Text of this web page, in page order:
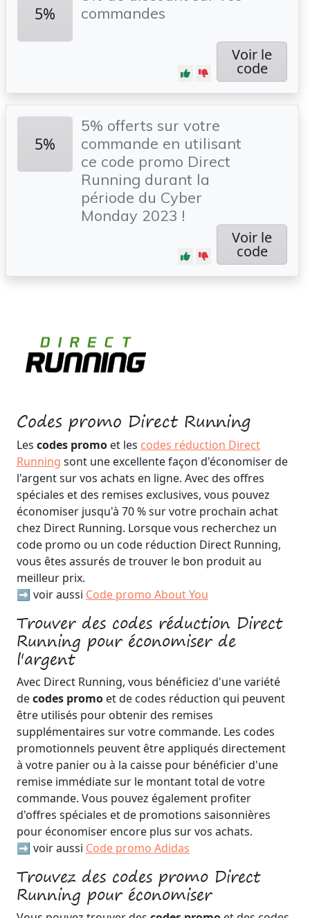
Codes promo Direct Running
Les codes promo et les codes réduction Direct
Running sont une excellente façon d'économiser de
l'argent sur vos achats en ligne. Avec des offres
spéciales et des remises exclusives, vous pouvez
économiser jusqu'à 70 % sur votre prochain achat
chez Direct Running. Lorsque vous recherchez un
code promo ou un code réduction Direct Running,
vous êtes assurés de trouver le bon produit au
meilleur prix.
➡️ voir aussi Code promo About You
Trouver des codes réduction Direct
Running pour économiser de
l'argent
Avec Direct Running, vous bénéficiez d'une variété
decodes promo et de codes réduction qui peuvent
être utilisés pour obtenir des remises
supplémentaires sur votre commande. Les codes
promotionnels peuvent être appliqués directement
à votre panier ou à la caisse pour bénéficier d'une
remise immédiate sur le montant total de votre
commande. Vous pouvez également profiter
d'offres spéciales et de promotions saisonnières
pour économiser encore plus sur vos achats.
➡️ voir aussi Code promo Adidas
Trouvez des codes promo Direct
Running pour économiser
5%
commandes
Voir le
code
5%
5% offerts sur votre
commande en utilisant
ce code promo Direct
Running durant la
période du Cyber
Monday 2023 !
Voir le
code